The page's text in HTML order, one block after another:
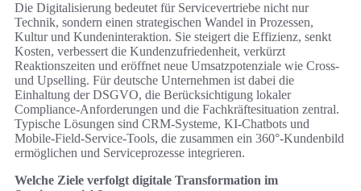
Die Digitalisierung bedeutet für Servicevertriebe nicht nur
Technik, sondern einen strategischen Wandel in Prozessen,
Kultur und Kundeninteraktion. Sie steigert die Effizienz, senkt
Kosten, verbessert die Kundenzufriedenheit, verkürzt
Reaktionszeiten und eröffnet neue Umsatzpotenziale wie Cross-
und Upselling. Für deutsche Unternehmen ist dabei die
Einhaltung der DSGVO, die Berücksichtigung lokaler
Compliance-Anforderungen und die Fachkräftesituation zentral.
Typische Lösungen sind CRM-Systeme, KI-Chatbots und
Mobile-Field-Service-Tools, die zusammen ein 360°-Kundenbild
ermöglichen und Serviceprozesse integrieren.
Welche Ziele verfolgt digitale Transformation im